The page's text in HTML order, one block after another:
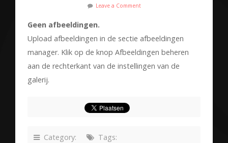
Leave a Comment
Geen afbeeldingen.
Upload afbeeldingen in de sectie afbeeldingen
manager. Klik op de knop Afbeeldingen beheren
aan de rechterkant van de instellingen van de
galerij.
Category: Tags: